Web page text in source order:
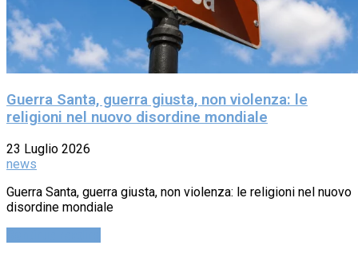
Guerra Santa, guerra giusta, non violenza: le
religioni nel nuovo disordine mondiale
23 Luglio 2026
news
Guerra Santa, guerra giusta, non violenza: le religioni nel nuovo
disordine mondiale